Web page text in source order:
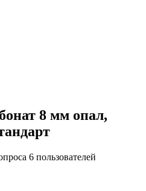
8 мм опал,
6 пользователей